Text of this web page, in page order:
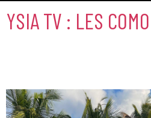
YSIA TV : LES